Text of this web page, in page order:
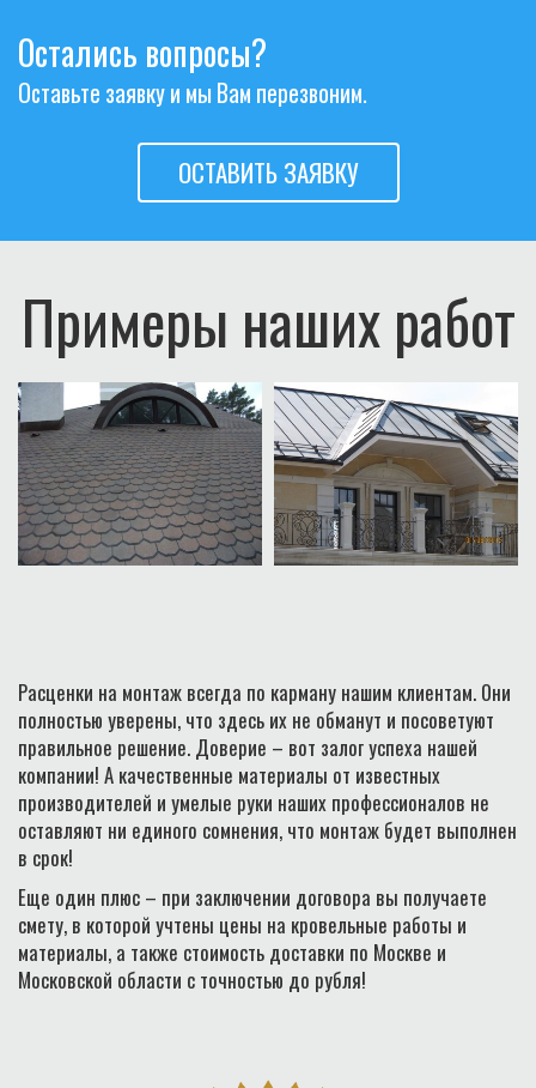
Остались вопросы?
Оставьте заявку и мы Вам перезвоним.
ОСТАВИТЬ ЗАЯВКУ
Примеры наших работ
Расценки на монтаж всегда по карману нашим клиентам. Они
полностью уверены, что здесь их не обманут и посоветуют
правильное решение. Доверие – вот залог успеха нашей
компании! А качественные материалы от известных
производителей и умелые руки наших профессионалов не
оставляют ни единого сомнения, что монтаж будет выполнен
в срок!
Еще один плюс – при заключении договора вы получаете
смету, в которой учтены цены на кровельные работы и
материалы, а также стоимость доставки по Москве и
Московской области с точностью до рубля!